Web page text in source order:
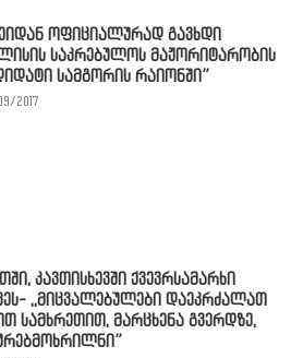
ოფიციალურად გავხდი
საკრებულოს მაჟორიტარობის
სამგორის რაიონში”
2017
კავთისხევში ქვევრსამარხი
,,მიცვალებულები დაეკრძალათ
სამხრეთით, მარცხენა გვერდზე,